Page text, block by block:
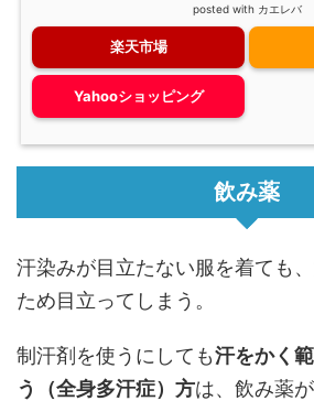
posted with カエレバ
楽天市場
Yahooショッピング
飲み薬
汗染みが目立たない服を着ても、
ため目立ってしまう。
制汗剤を使うにしても汗をかく
う（全身多汗症）方は、飲み薬